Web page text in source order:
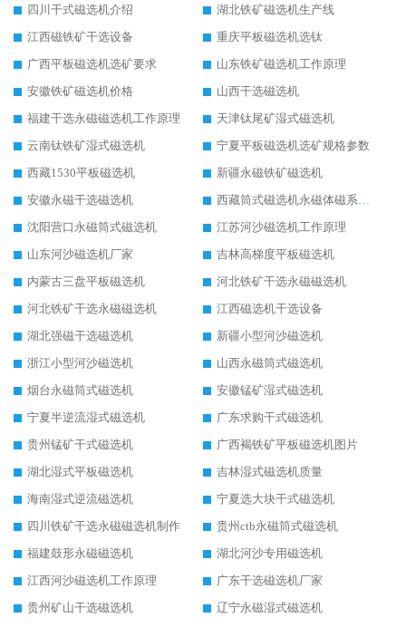
四川干式磁选机介绍
湖北铁矿磁选机生产线
江西磁铁矿干选设备
重庆平板磁选机选钛
广西平板磁选机选矿要求
山东铁矿磁选机工作原理
安徽铁矿磁选机价格
山西干选磁选机
福建干选永磁磁选机工作原理
天津钛尾矿湿式磁选机
云南钛铁矿湿式磁选机
宁夏平板磁选机选矿规格参数
西藏1530平板磁选机
新疆永磁铁矿磁选机
安徽永磁干选磁选机
西藏筒式磁选机永磁体磁系设计
沈阳营口永磁筒式磁选机
江苏河沙磁选机工作原理
山东河沙磁选机厂家
吉林高梯度平板磁选机
内蒙古三盘平板磁选机
河北铁矿干选永磁磁选机
河北铁矿干选永磁磁选机
江西磁选机干选设备
湖北强磁干选磁选机
新疆小型河沙磁选机
浙江小型河沙磁选机
山西永磁筒式磁选机
烟台永磁筒式磁选机
安徽锰矿湿式磁选机
宁夏半逆流湿式磁选机
广东求购干式磁选机
贵州锰矿干式磁选机
广西褐铁矿平板磁选机图片
湖北湿式平板磁选机
吉林湿式磁选机质量
海南湿式逆流磁选机
宁夏选大块干式磁选机
四川铁矿干选永磁磁选机制作
贵州ctb永磁筒式磁选机
福建鼓形永磁磁选机
湖北河沙专用磁选机
江西河沙磁选机工作原理
广东干选磁选机厂家
贵州矿山干选磁选机
辽宁永磁湿式磁选机